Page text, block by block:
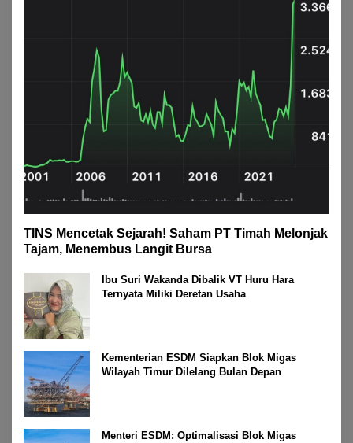
TINS Mencetak Sejarah! Saham PT Timah Melonjak
Tajam, Menembus Langit Bursa
Ibu Suri Wakanda Dibalik VT Huru Hara
Ternyata Miliki Deretan Usaha
Kementerian ESDM Siapkan Blok Migas
Wilayah Timur Dilelang Bulan Depan
Menteri ESDM: Optimalisasi Blok Migas